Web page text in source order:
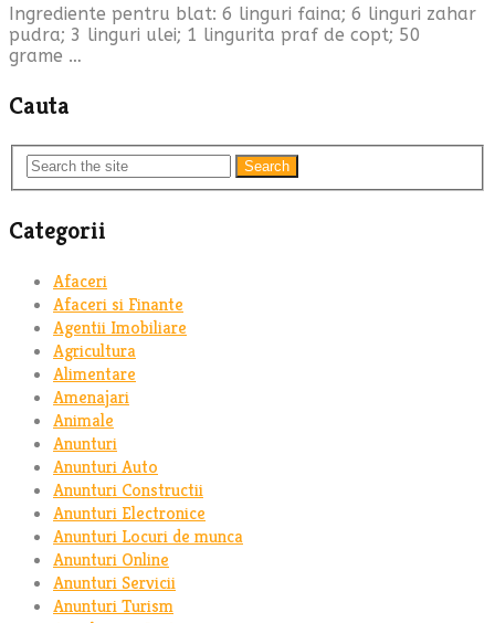
Ingrediente pentru blat: 6 linguri faina; 6 linguri zahar
pudra; 3 linguri ulei; 1 lingurita praf de copt; 50
grame …
Cauta
Search
Categorii
Afaceri
Afaceri si Finante
Agentii Imobiliare
Agricultura
Alimentare
Amenajari
Animale
Anunturi
Anunturi Auto
Anunturi Constructii
Anunturi Electronice
Anunturi Locuri de munca
Anunturi Online
Anunturi Servicii
Anunturi Turism